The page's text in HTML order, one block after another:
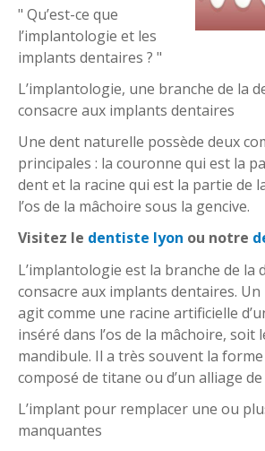
" Qu’est-ce que
l’implantologie et les
implants dentaires ? "
L’implantologie, une branche de la
consacre aux implants dentaires
Une dent naturelle possède deux
principales : la couronne qui est la
dent et la racine qui est la partie de
l’os de la mâchoire sous la gencive.
Visitez le dentiste lyon ou notre
L’implantologie est la branche de la
consacre aux implants dentaires.
agit comme une racine artificielle
inséré dans l’os de la mâchoire, soit
mandibule. Il a très souvent la forme
composé de titane ou d’un alliage
L’implant pour remplacer une ou
manquantes